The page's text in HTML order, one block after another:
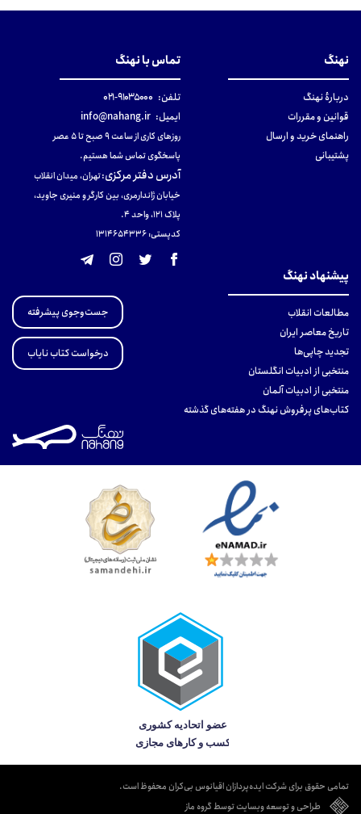
نهنگ
دربارهٔ نهنگ
قوانین و مقررات
راهنمای خرید و ارسال
پشتیبانی
تماس با نهنگ
تلفن: ۹۱۰۳۵۰۰۰-۰۲۱
ایمیل: info@nahang.ir
روزهای کاری از ساعت ۹ صبح تا ۵ عصر
پاسخگوی تماس شما هستیم.
آدرس دفتر مرکزی:تهران، میدان انقلاب
خیابان ژاندارمری، بین کارگر و منیری جاوید،
پلاک 121، واحد ۴.
کدپستی: 131465433۶
پیشنهاد نهنگ
مطالعات انقلاب
تاریخ معاصر ایران
تجدید چاپی‌ها
منتخبی از ادبیات انگلستان
منتخبی از ادبیات آلمان
کتاب‌های پرفروش نهنگ در هفته‌های گذشته
جست‌وجوی پیشرفته
درخواست کتاب نایاب
تمامی حقوق برای شرکت ایده‌پردازان اقیانوس بی‌کران محفوظ است.
طراحی و توسعه وبسایت توسط گروه ماز